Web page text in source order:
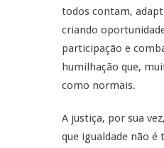
todos contam,
criando
participação e
humilhação que,
como normais.
A justiça, por sua
que igualdade não é